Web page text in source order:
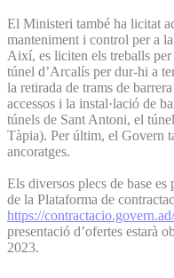
El Ministeri també ha licitat
manteniment i control per a
Així, es liciten els treballs
túnel d’Arcalís per dur-hi a
la retirada de trams de
accessos i la instal·lació de
túnels de Sant Antoni, el
Tàpia). Per últim, el Govern
ancoratges.
Els diversos plecs de base
de la Plataforma de
https://
presentació d’ofertes estarà
2023.